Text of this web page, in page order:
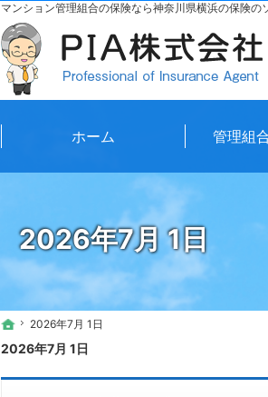
2026年7月 1日
マンション管理組合の保険なら神奈川県横浜の保険の
ホーム
2026年7月 1日
2026年7月 1日
ホーム
2026年7月 1日
ホーム 管理組